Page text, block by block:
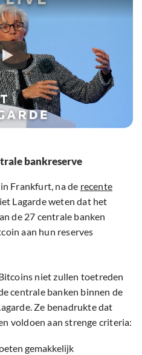
bankreserve
Frankfurt, na de recente
Lagarde weten dat het
de 27 centrale banken
aan hun reserves
niet zullen toetreden
centrale banken binnen de
Ze benadrukte dat
voldoen aan strenge criteria:
gemakkelijk